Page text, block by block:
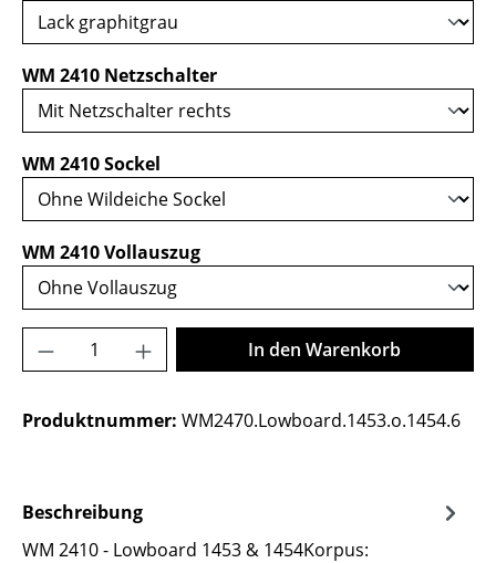
WM 2410 Netzschalterauswählen
WM 2410 Sockel
WM 2410 Vollauszugauswählen
Produkt Anzahl: Gib den gewünschten
In den Warenkorb
Produktnummer: WM2470.Lowboard.1453.o.1454.6
Beschreibung
WM 2410 - Lowboard 1453 & 1454Korpus: